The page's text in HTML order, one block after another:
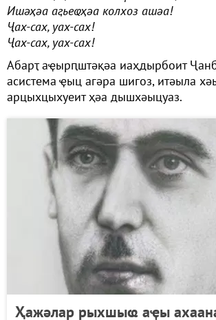
Ишәҳәа аӷьеҩҳәа колхоз ашәа!
Ҷах-сах, уах-сах!
Ҷах-сах, уах-сах!
Абарҭ аҿырԥштәқәа иаҳдырбоит
асистема ҿыц агәра шигоз, итәыла
арцыхцыхуеит ҳәа дышхәыцуаз.
Ҳажәлар рыхшыҩ аҿы